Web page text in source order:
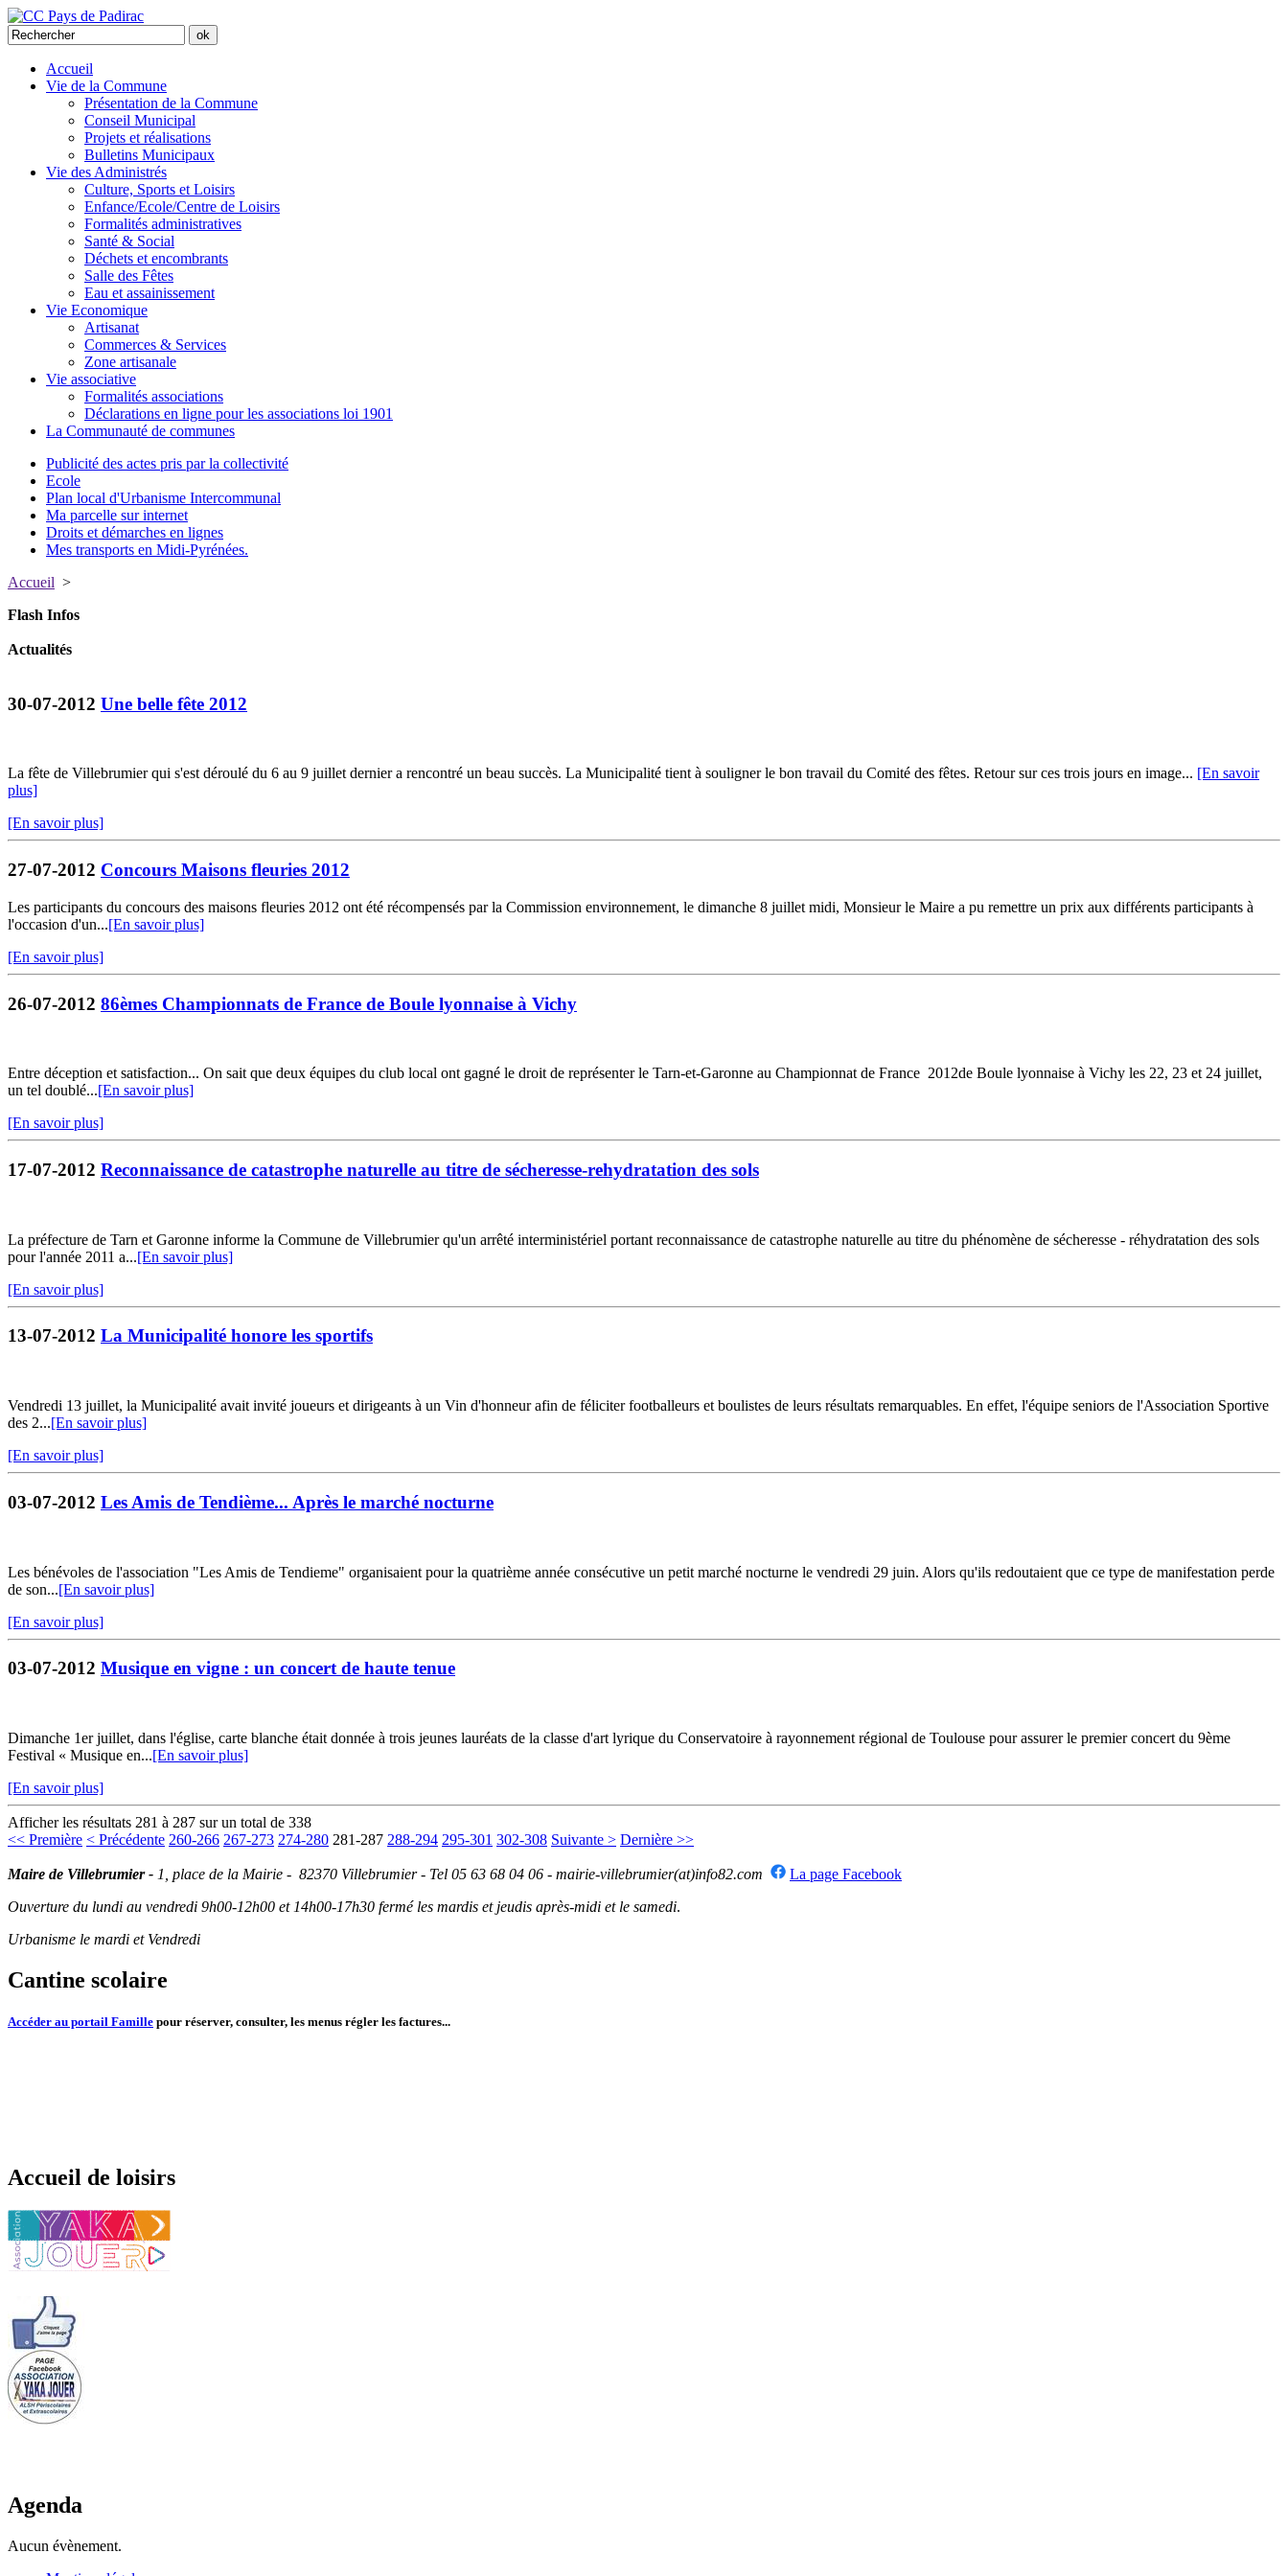
Accueil
Vie de la Commune
Présentation de la Commune
Conseil Municipal
Projets et réalisations
Bulletins Municipaux
Vie des Administrés
Culture, Sports et Loisirs
Enfance/Ecole/Centre de Loisirs
Formalités administratives
Santé & Social
Déchets et encombrants
Salle des Fêtes
Eau et assainissement
Vie Economique
Artisanat
Commerces & Services
Zone artisanale
Vie associative
Formalités associations
Déclarations en ligne pour les associations loi 1901
La Communauté de communes
Publicité des actes pris par la collectivité
Ecole
Plan local d'Urbanisme Intercommunal
Ma parcelle sur internet
Droits et démarches en lignes
Mes transports en Midi-Pyrénées.
Accueil >
Flash Infos
Actualités
30-07-2012 Une belle fête 2012
La fête de Villebrumier qui s'est déroulé du 6 au 9 juillet dernier a rencontré un beau succès. La Municipalité tient à souligner le bon travail du Comité des fêtes. Retour sur ces trois jours en image... [En savoir
plus]
[En savoir plus]
27-07-2012 Concours Maisons fleuries 2012
Les participants du concours des maisons fleuries 2012 ont été récompensés par la Commission environnement, le dimanche 8 juillet midi, Monsieur le Maire a pu remettre un prix aux différents participants à
l'occasion d'un...[En savoir plus]
[En savoir plus]
26-07-2012 86èmes Championnats de France de Boule lyonnaise à Vichy
Entre déception et satisfaction... On sait que deux équipes du club local ont gagné le droit de représenter le Tarn-et-Garonne au Championnat de France 2012de Boule lyonnaise à Vichy les 22, 23 et 24 juillet,
un tel doublé...[En savoir plus]
[En savoir plus]
17-07-2012 Reconnaissance de catastrophe naturelle au titre de sécheresse-rehydratation des sols
La préfecture de Tarn et Garonne informe la Commune de Villebrumier qu'un arrêté interministériel portant reconnaissance de catastrophe naturelle au titre du phénomène de sécheresse - réhydratation des sols
pour l'année 2011 a...[En savoir plus]
[En savoir plus]
13-07-2012 La Municipalité honore les sportifs
Vendredi 13 juillet, la Municipalité avait invité joueurs et dirigeants à un Vin d'honneur afin de féliciter footballeurs et boulistes de leurs résultats remarquables. En effet, l'équipe seniors de l'Association Sportive
des 2...[En savoir plus]
[En savoir plus]
03-07-2012 Les Amis de Tendième... Après le marché nocturne
Les bénévoles de l'association "Les Amis de Tendieme" organisaient pour la quatrième année consécutive un petit marché nocturne le vendredi 29 juin. Alors qu'ils redoutaient que ce type de manifestation perde
de son...[En savoir plus]
[En savoir plus]
03-07-2012 Musique en vigne : un concert de haute tenue
Dimanche 1er juillet, dans l'église, carte blanche était donnée à trois jeunes lauréats de la classe d'art lyrique du Conservatoire à rayonnement régional de Toulouse pour assurer le premier concert du 9ème
Festival « Musique en...[En savoir plus]
[En savoir plus]
Afficher les résultats 281 à 287 sur un total de 338
<< Première < Précédente 260-266 267-273 274-280 281-287 288-294 295-301 302-308 Suivante > Dernière >>
Maire de Villebrumier - 1, place de la Mairie - 82370 Villebrumier - Tel 05 63 68 04 06 - mairie-villebrumier(at)info82.com
La page Facebook
Ouverture du lundi au vendredi 9h00-12h00 et 14h00-17h30 fermé les mardis et jeudis après-midi et le samedi.
Urbanisme le mardi et Vendredi
Cantine scolaire
Accéder au portail Famille pour réserver, consulter, les menus régler les factures...
Accueil de loisirs
Agenda
Aucun évènement.